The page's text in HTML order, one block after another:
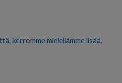
kerromme mielellämme lisää.